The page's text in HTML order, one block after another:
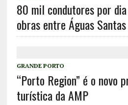
80 mil condutores por
obras entre Águas
GRANDE PORTO
“Porto Region” é o novo
turística da AMP